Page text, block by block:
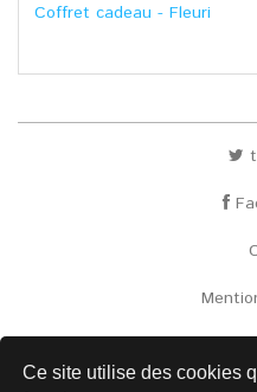
Ce site utilise des cookies
Coffret cadeau - Fleuri